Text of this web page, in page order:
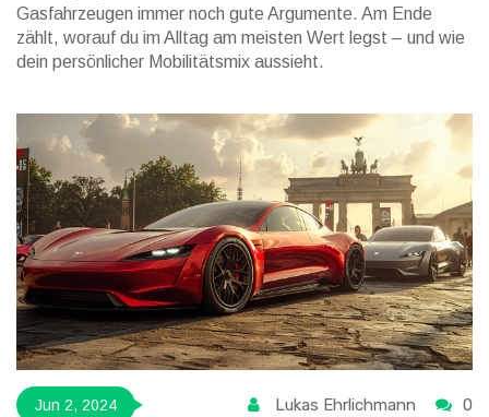
Gasfahrzeugen immer noch gute Argumente. Am Ende
zählt, worauf du im Alltag am meisten Wert legst – und wie
dein persönlicher Mobilitätsmix aussieht.
Jun 2, 2024 Lukas Ehrlichmann 0